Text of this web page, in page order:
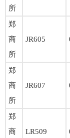
所
郑
商
所
JR605
郑
商
所
JR607
郑
商
LR509